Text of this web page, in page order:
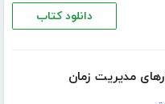
دانلود کتاب
مدیریت زمان